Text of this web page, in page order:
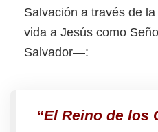
Salvación a través de
vida a Jesús como
Salvador—:
“El Reino de los